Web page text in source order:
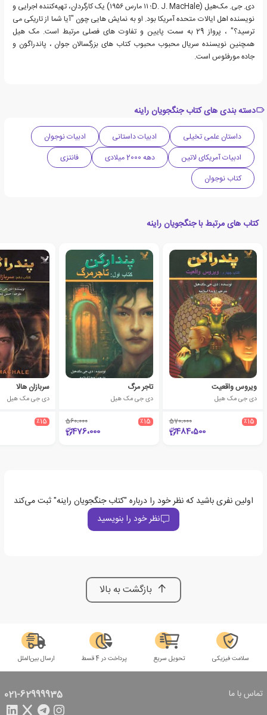
دی. جی. مک‌هیل (D. J. MacHale؛ ۱۱ مارس ۱۹۵۶) یک کارگردان، تهیه‌کننده اجرایی و
نویسنده اهل ایالات متحده آمریکا بود. او به نمایش هایی چون "آیا شما از تاریکی می
ترسید؟" ، پرواز 29 به سمت پایین و تفاوت های فصلی مرتبط است. مک هیل
همچنین نویسنده سریال محبوب محبوب کتاب های بزرگسالان جوان ، پاندراگون و
جاده مورفئوس است.
دسته بندی های کتاب جنگجویان راینه
داستان علمی تخیلی ادبیات داستانی
ادبیات نوجوان
ادبیات آمریکای لاتین
دهه 2000 میلادی
فانتزی
کتاب نوجوان
کتاب های مرتبط با جنگجویان راینه
ویروس واقعیت
دی جی مک هیل
٪15 570،000
484،500
تاجر مرگ
دی جی مک هیل
٪15 560،000
476،000
سربازان هالا
دی جی مک هیل
٪15
اولین نفری باشید که نظر خود را درباره "کتاب جنگجویان راینه" ثبت می‌کند
نظر خود را بنویسید
بازگشت به بالا
سلامت فیزیکی تحویل سریع پرداخت در 4 قسط ارسال بین‌الملل
تماس با ما 021-62999935